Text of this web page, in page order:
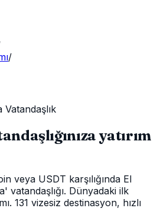
/
Vatandaşlık
yatırım
veya USDT karşılığında El
vatandaşlığı. Dünyadaki ilk
131 vizesiz destinasyon, hızlı